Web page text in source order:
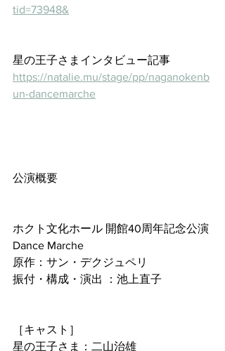
tid=73948&
星の王子さまインタビュー記事
https://natalie.mu/stage/pp/naganokenb
un-dancemarche
公演概要
ホクト文化ホール 開館40周年記念公演
Dance Marche
原作：サン・デクジュペリ
振付・構成・演出 ：池上直子
［キャスト］
星の王子さま：二山治雄